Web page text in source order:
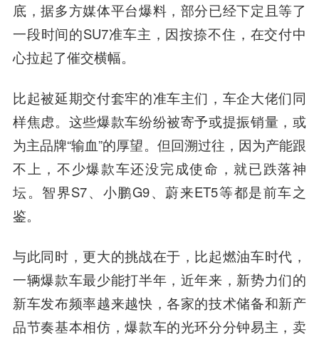
底，据多方媒体平台爆料，部分已经下定且等了
一段时间的SU7准车主，因按捺不住，在交付中
心拉起了催交横幅。
比起被延期交付套牢的准车主们，车企大佬们同
样焦虑。 这些爆款车纷纷被寄予或提振销量，或
为主品牌“输血”的厚望。但回溯过往，因为产能跟
不上，不少爆款车还没完成使命，就已跌落神
坛。智界S7、小鹏G9、蔚来ET5等都是前车之
鉴。
与此同时，更大的挑战在于，比起燃油车时代，
一辆爆款车最少能打半年，近年来，新势力们的
新车发布频率越来越快，各家的技术储备和新产
品节奏基本相仿，爆款车的光环分分钟易主，卖